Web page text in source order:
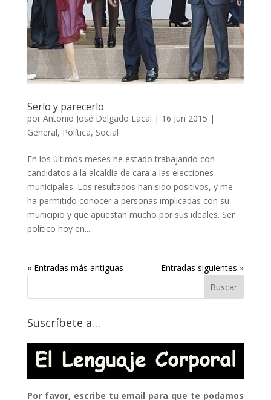
Serlo y parecerlo
por Antonio José Delgado Lacal | 16 Jun 2015 |
General, Política, Social
En los últimos meses he estado trabajando con
candidatos a la alcaldía de cara a las elecciones
municipales. Los resultados han sido positivos, y me
ha permitido conocer a personas implicadas con su
municipio y que apuestan mucho por sus ideales. Ser
político hoy en...
« Entradas más antiguas Entradas siguientes »
Suscríbete a…
Por favor, escribe tu email para que te podamos